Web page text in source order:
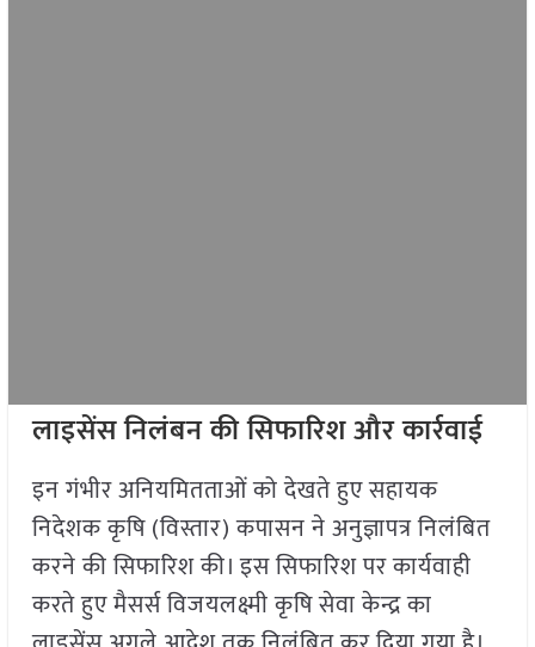
लाइसेंस निलंबन की सिफारिश और कार्रवाई
इन गंभीर अनियमितताओं को देखते हुए सहायक
निदेशक कृषि (विस्तार) कपासन ने अनुज्ञापत्र निलंबित
करने की सिफारिश की। इस सिफारिश पर कार्यवाही
करते हुए मैसर्स विजयलक्ष्मी कृषि सेवा केन्द्र का